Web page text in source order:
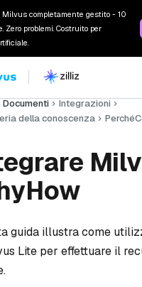
Milvus completamente gestito - 10
Zero problemi. Costruito per
Documenti
Integrazioni
della conoscenza
guida illustra come
Lite per effettuare il